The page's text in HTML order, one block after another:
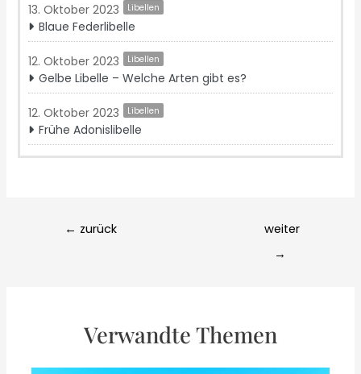
13. Oktober 2023 Libellen
Blaue Federlibelle
12. Oktober 2023 Libellen
Gelbe Libelle – Welche Arten gibt es?‍
12. Oktober 2023 Libellen
Frühe Adonislibelle
← zurück
weiter
→
Verwandte Themen